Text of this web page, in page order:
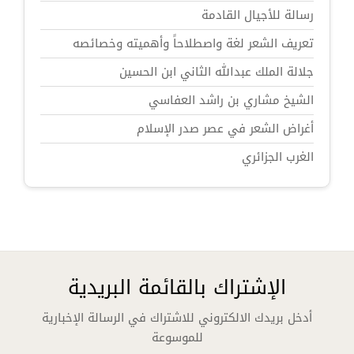
رسالة للأجيال القادمة
تعريف الشعر لغة واصطلاحاً وأهميته وخصائصه
جلالة الملك عبدالله الثاني ابن الحسين
الشيخ مشاري بن راشد العفاسي
أغراض الشعر في عصر صدر الإسلام
الغرب الجزائري
الإشتراك بالقائمة البريدية
أدخل بريدك الالكتروني للاشتراك في الرسالة الإخبارية
للموسوعة